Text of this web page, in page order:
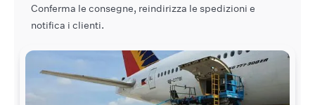
Conferma le consegne, reindirizza le spedizioni e
notifica i clienti.